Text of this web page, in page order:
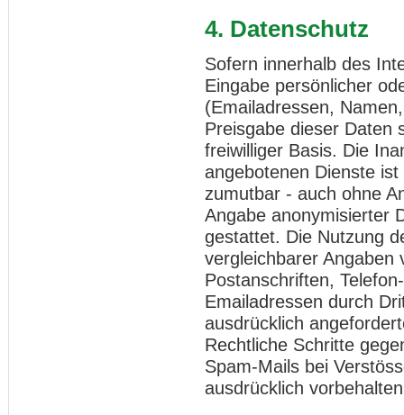
4. Datenschutz
Sofern innerhalb des
Eingabe persönlicher
(Emailadressen,
Preisgabe dieser Daten
freiwilliger Basis. Die
angebotenen Dienste
zumutbar - auch ohne
Angabe anonymisierter
gestattet. Die Nutzung
vergleichbarer Angaben
Postanschriften,
Emailadressen durch
ausdrücklich
Rechtliche Schritte
Spam-Mails bei
ausdrücklich